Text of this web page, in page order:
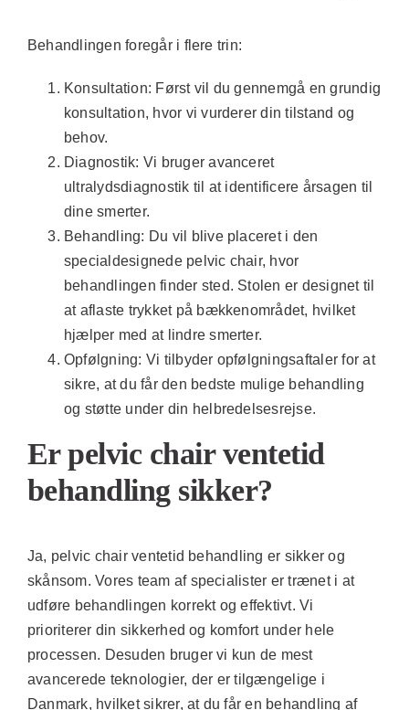
Behandlingen foregår i flere trin:
Konsultation: Først vil du gennemgå en grundig
konsultation, hvor vi vurderer din tilstand og
behov.
Diagnostik: Vi bruger avanceret
ultralydsdiagnostik til at identificere årsagen til
dine smerter.
Behandling: Du vil blive placeret i den
specialdesignede pelvic chair, hvor
behandlingen finder sted. Stolen er designet til
at aflaste trykket på bækkenområdet, hvilket
hjælper med at lindre smerter.
Opfølgning: Vi tilbyder opfølgningsaftaler for at
sikre, at du får den bedste mulige behandling
og støtte under din helbredelsesrejse.
Er pelvic chair ventetid
behandling sikker?
Ja, pelvic chair ventetid behandling er sikker og
skånsom. Vores team af specialister er trænet i at
udføre behandlingen korrekt og effektivt. Vi
prioriterer din sikkerhed og komfort under hele
processen. Desuden bruger vi kun de mest
avancerede teknologier, der er tilgængelige i
Danmark, hvilket sikrer, at du får en behandling af